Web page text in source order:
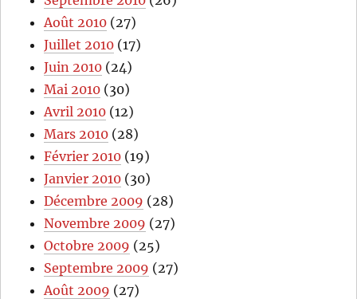
Août 2010 (27)
Juillet 2010 (17)
Juin 2010 (24)
Mai 2010 (30)
Avril 2010 (12)
Mars 2010 (28)
Février 2010 (19)
Janvier 2010 (30)
Décembre 2009 (28)
Novembre 2009 (27)
Octobre 2009 (25)
Septembre 2009 (27)
Août 2009 (27)